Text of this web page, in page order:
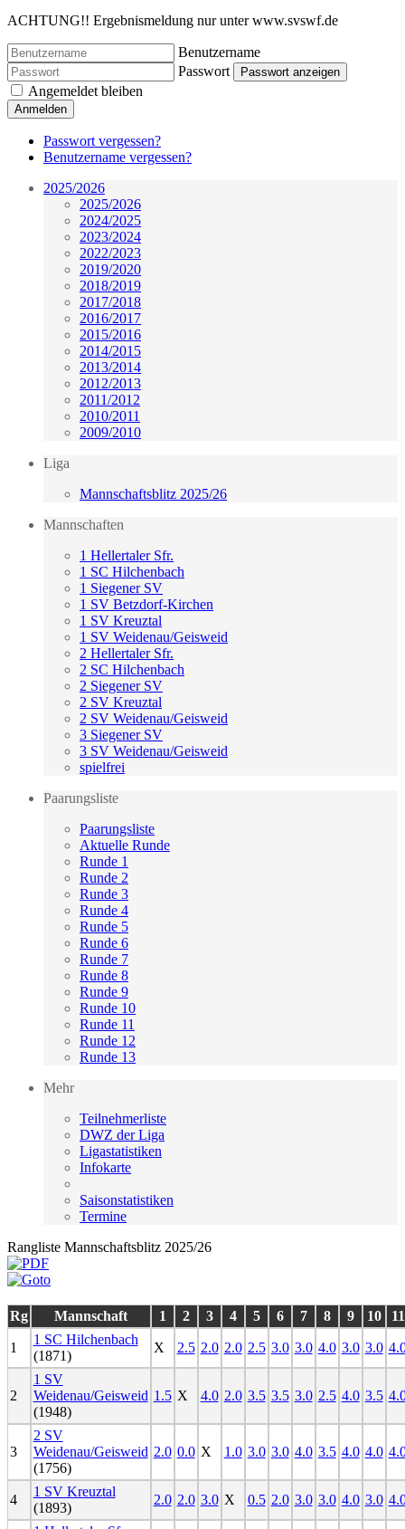
ACHTUNG!! Ergebnismeldung nur unter www.svswf.de
Benutzername
Passwort
Passwort anzeigen
Angemeldet bleiben
Anmelden
Passwort vergessen?
Benutzername vergessen?
2025/2026
2025/2026
2024/2025
2023/2024
2022/2023
2019/2020
2018/2019
2017/2018
2016/2017
2015/2016
2014/2015
2013/2014
2012/2013
2011/2012
2010/2011
2009/2010
Liga
Mannschaftsblitz 2025/26
Mannschaften
1 Hellertaler Sfr.
1 SC Hilchenbach
1 Siegener SV
1 SV Betzdorf-Kirchen
1 SV Kreuztal
1 SV Weidenau/Geisweid
2 Hellertaler Sfr.
2 SC Hilchenbach
2 Siegener SV
2 SV Kreuztal
2 SV Weidenau/Geisweid
3 Siegener SV
3 SV Weidenau/Geisweid
spielfrei
Paarungsliste
Paarungsliste
Aktuelle Runde
Runde 1
Runde 2
Runde 3
Runde 4
Runde 5
Runde 6
Runde 7
Runde 8
Runde 9
Runde 10
Runde 11
Runde 12
Runde 13
Mehr
Teilnehmerliste
DWZ der Liga
Ligastatistiken
Infokarte
Saisonstatistiken
Termine
Rangliste Mannschaftsblitz 2025/26
Rg Mannschaft 1 2 3 4 5 6 7 8 9 10 11
1
1 SC Hilchenbach
(1871)
X 2.5 2.0 2.0 2.5 3.0 3.0 4.0 3.0 3.0
2
1 SV
Weidenau/Geisweid
(1948)
1.5 X 4.0 2.0 3.5 3.5 3.0 2.5 4.0 3.5
3
2 SV
Weidenau/Geisweid
(1756)
2.0 0.0 X 1.0 3.0 3.0 4.0 3.5 4.0 4.0
4
1 SV Kreuztal
(1893)
2.0 2.0 3.0 X 0.5 2.0 3.0 3.0 4.0 3.0